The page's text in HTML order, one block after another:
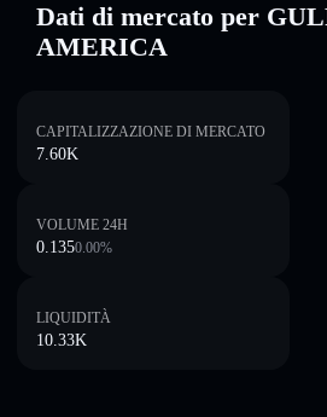
Dati di mercato per
AMERICA
CAPITALIZZAZIONE DI MERCATO
7.60K
VOLUME 24H
0.1350.00%
LIQUIDITÀ
10.33K